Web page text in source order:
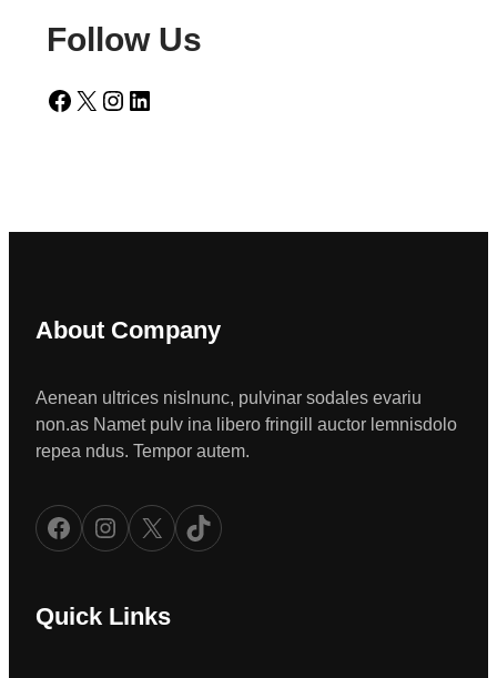
Follow Us
Facebook X Instagram LinkedIn
About Company
Aenean ultrices nislnunc, pulvinar sodales evariu
non.as Namet pulv ina libero fringill auctor lemnisdolo
repea ndus. Tempor autem.
Facebook Instagram X TikTok
Quick Links